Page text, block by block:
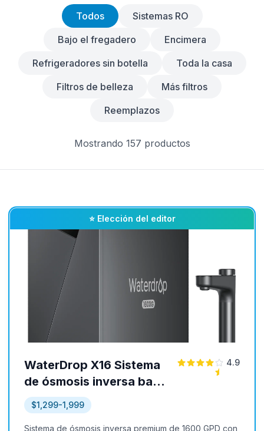
Todos
Sistemas RO
Bajo el fregadero
Encimera
Refrigeradores sin botella
Toda la casa
Filtros de belleza
Más filtros
Reemplazos
Mostrando 157 productos
⭐ Elección del editor
WaterDrop X16 Sistema
de ósmosis inversa bajo
el fregadero
4.9
$1,299-1,999
Sistema de ósmosis inversa premium de 1600 GPD con